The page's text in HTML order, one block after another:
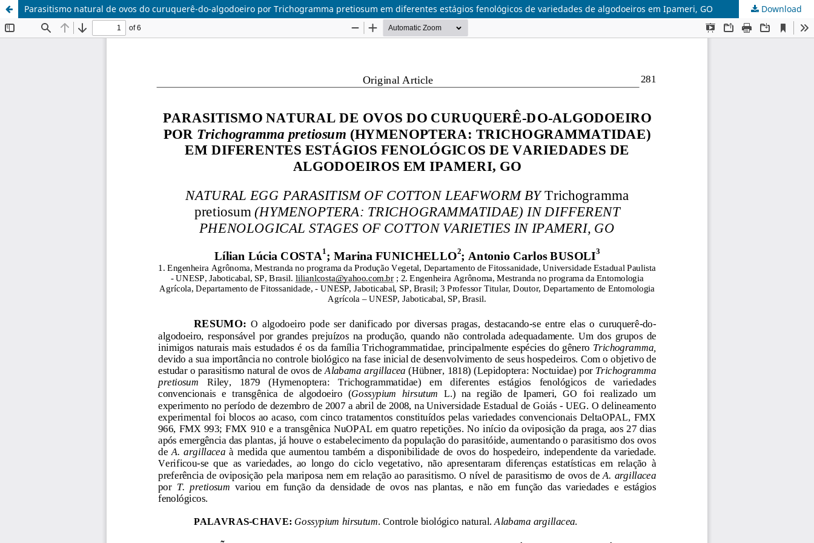
Parasitismo natural de ovos do curuquerê-do-algodoeiro por Trichogramma pretiosum em diferentes estágios fenológicos de variedades de algodoeiros em Ipameri, GO Download